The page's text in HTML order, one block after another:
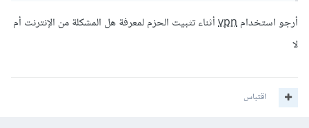
أرجو استخدامvpnأثناء تثبيت الحزم لمعرفة هل المشكلة من الإنترنت أم
لا
اقتباس